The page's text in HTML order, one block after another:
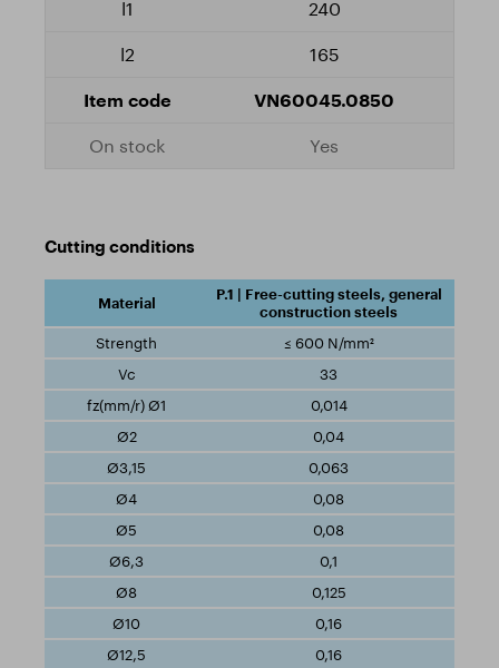
240
165
VN60045.0850
Yes
Cutting conditions
P.1 | Free-cutting steels, general
construction steels
≤ 600 N/mm²
33
0,014
0,04
0,063
0,08
0,08
0,1
0,125
0,16
0,16